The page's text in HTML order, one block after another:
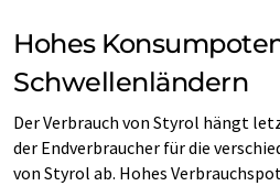
Hohes
Schwellenländern
Der Verbrauch von Styrol hängt
der Endverbraucher für die
von Styrol ab. Hohes